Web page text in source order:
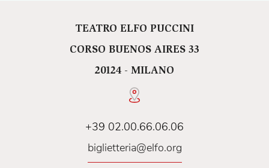
TEATRO ELFO PUCCINI
CORSO BUENOS AIRES 33
20124 - MILANO
+39 02.00.66.06.06
biglietteria@elfo.org